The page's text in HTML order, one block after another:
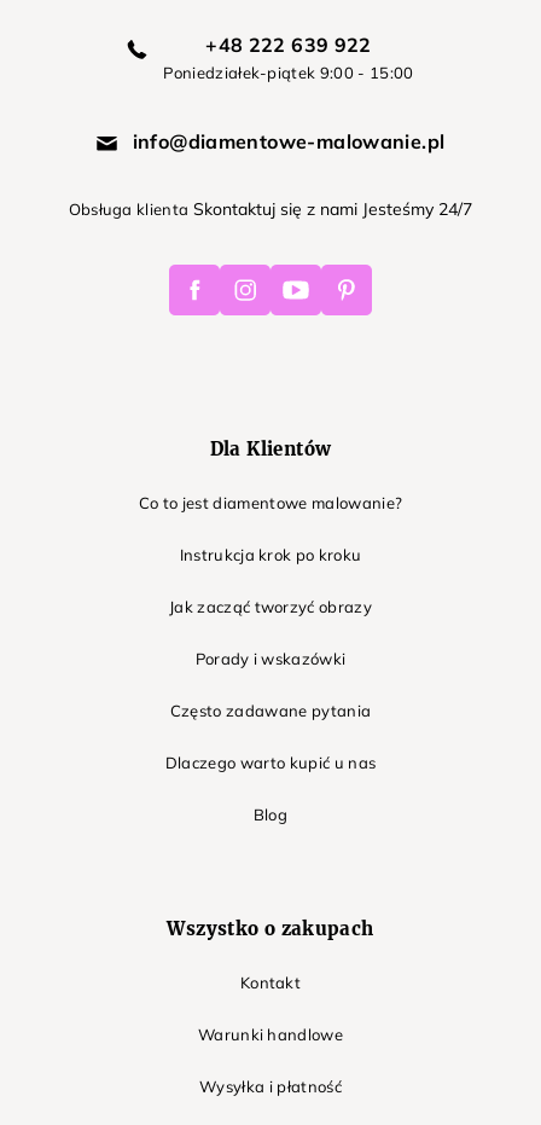
+48 222 639 922
Poniedziałek-piątek 9:00 - 15:00
info@diamentowe-malowanie.pl
Obsługa klienta Skontaktuj się z nami Jesteśmy 24/7
FacebookInstagramYoutube Pinterest
Dla Klientów
Co to jest diamentowe malowanie?
Instrukcja krok po kroku
Jak zacząć tworzyć obrazy
Porady i wskazówki
Często zadawane pytania
Dlaczego warto kupić u nas
Blog
Wszystko o zakupach
Kontakt
Warunki handlowe
Wysyłka i płatność